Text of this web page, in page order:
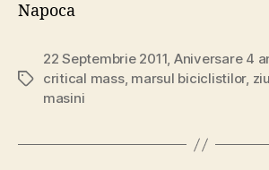
Napoca
Tags
22 Septembrie 2011, Aniversare 4
critical mass, marsul biciclistilor,
masini